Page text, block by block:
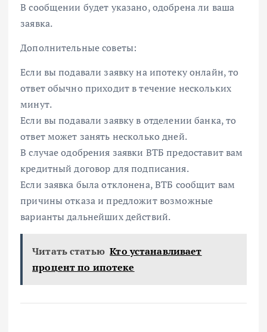
В сообщении будет указано, одобрена ли ваша
заявка.
Дополнительные советы:
Если вы подавали заявку на ипотеку онлайн, то
ответ обычно приходит в течение нескольких
минут.
Если вы подавали заявку в отделении банка, то
ответ может занять несколько дней.
В случае одобрения заявки ВТБ предоставит вам
кредитный договор для подписания.
Если заявка была отклонена, ВТБ сообщит вам
причины отказа и предложит возможные
варианты дальнейших действий.
Читать статью Кто устанавливает
процент по ипотеке